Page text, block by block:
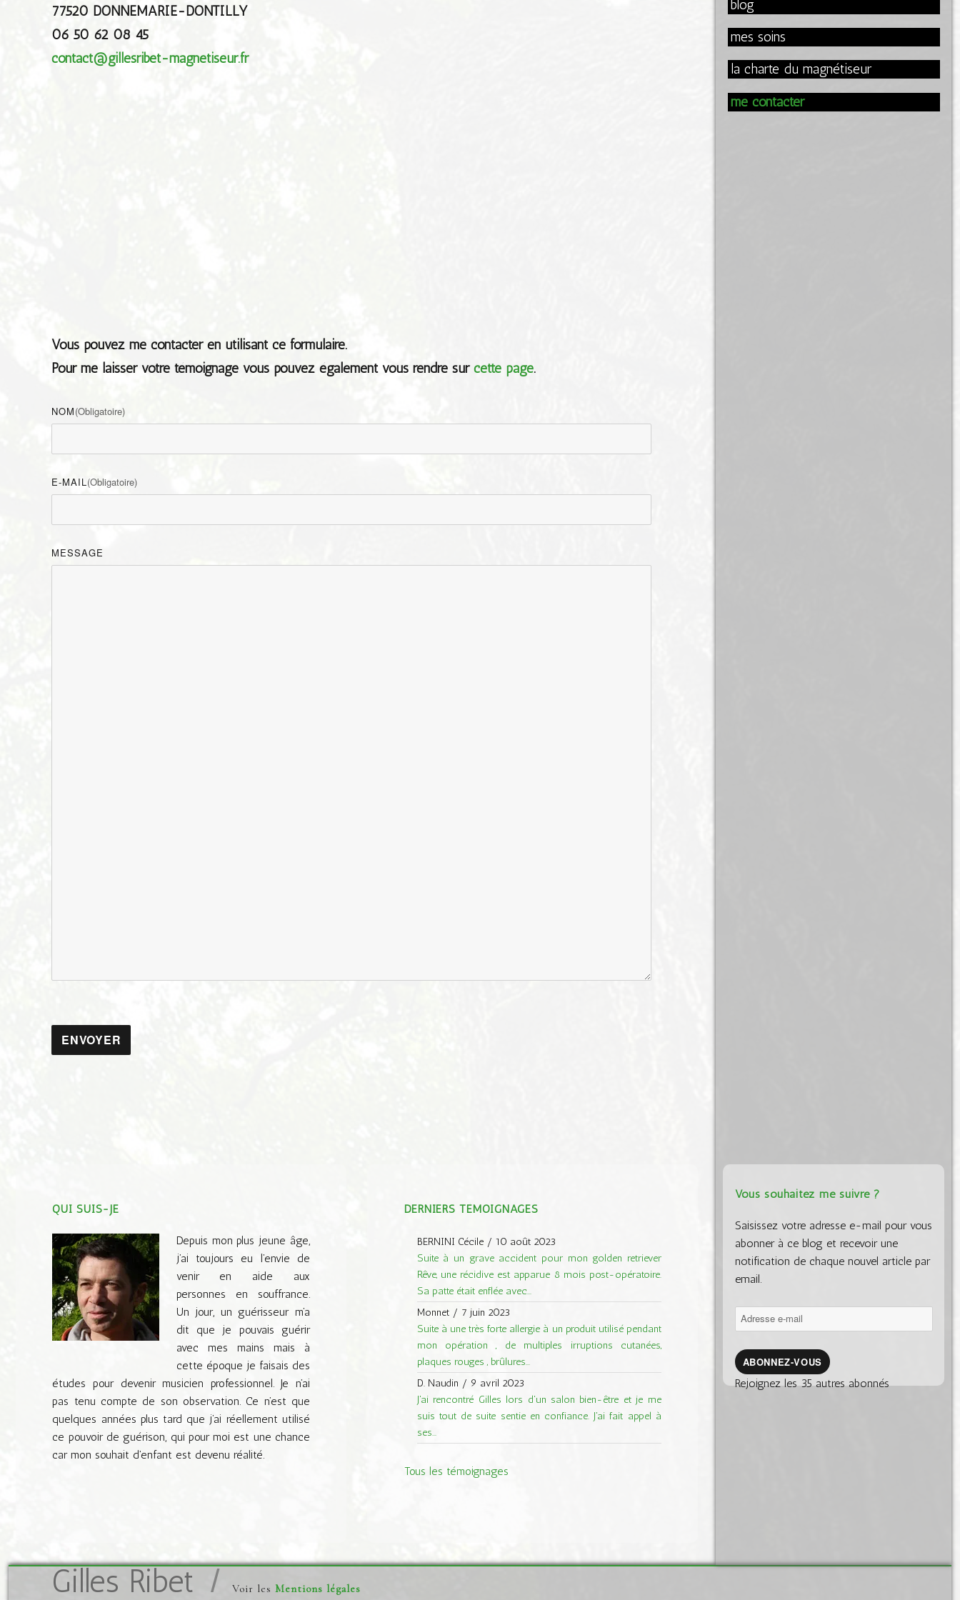
77520 DONNEMARIE-DONTILLY
06 50 62 08 45
contact@gillesribet-magnetiseur.fr
Vous pouvez me contacter en utilisant ce formulaire.
Pour me laisser votre témoignage vous pouvez également vous rendre sur cette page.
NOM(obligatoire)
E-MAIL(obligatoire)
MESSAGE
ENVOYER
QUI SUIS-JE
Depuis mon plus jeune âge,
j’ai toujours eu l’envie de
venir en aide aux
personnes en souffrance.
Un jour, un guérisseur m’a
dit que je pouvais guérir
avec mes mains mais à
cette époque je faisais des
études pour devenir musicien professionnel. Je n’ai
pas tenu compte de son observation. Ce n’est que
quelques années plus tard que j’ai réellement utilisé
ce pouvoir de guérison, qui pour moi est une chance
car mon souhait d'enfant est devenu réalité.
DERNIERS TÉMOIGNAGES
BERNINI Cécile/ 10 août 2023
Suite à un grave accident pour mon golden retriever
Rêve, une récidive est apparue 8 mois post-opératoire.
Sa patte était enflée avec...
Monnet/ 7 juin 2023
Suite à une très forte allergie à un produit utilisé pendant
mon opération , de multiples irruptions cutanées,
plaques rouges , brûlures...
D. Naudin / 9 avril 2023
J'ai rencontré Gilles lors d'un salon bien-être et je me
suis tout de suite sentie en confiance. J'ai fait appel à
ses...
Tous les témoignages
blog
mes soins
la charte du magnétiseur
me contacter
Vous souhaitez me suivre ?
Saisissez votre adresse e-mail pour vous
abonner à ce blog et recevoir une
notification de chaque nouvel article par
email.
Adresse
e-
mail
ABONNEZ-VOUS
Rejoignez les 35 autres abonnés
Gilles Ribet Voir les Mentions légales